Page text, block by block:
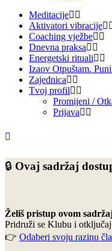
Meditacije
Aktivatori vibracije
Coaching vježbe
Dnevna praksa
Energetski rituali
Izaov Otpuštam.
Zajednica
Tvoj profil
Promijeni /
Prijava
🔒 Ovaj sadržaj
Želiš pristup ovom sadrž
Pridruži se Klubu i
👉 Odaberi svoju razinu